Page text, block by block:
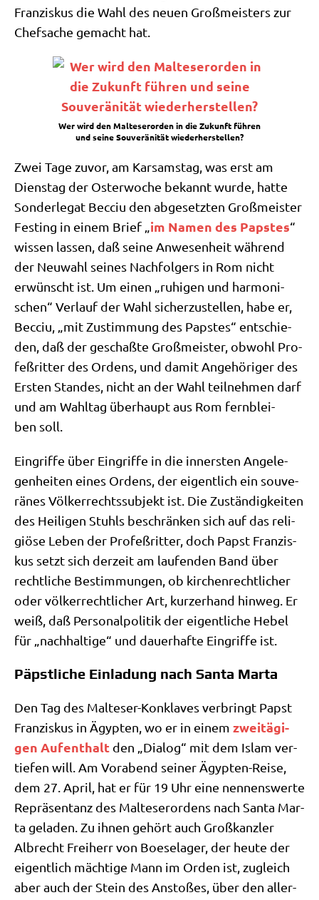
Fran­zis­kus die Wahl des neu­en Groß­mei­sters zur
Chef­sa­che gemacht hat.
Wer wird den Mal­te­ser­or­den in die Zukunft füh­ren
und sei­ne Sou­ve­rä­ni­tät wiederherstellen?
Zwei Tage zuvor, am Kar­sams­tag, was erst am
Diens­tag der Oster­wo­che bekannt wur­de, hat­te
Son­der­le­gat Becciu den abge­setz­ten Groß­mei­ster
Fest­ing in einem Brief „ im Namen des Pap­stes“
wis­sen las­sen, daß sei­ne Anwe­sen­heit wäh­rend
der Neu­wahl sei­nes Nach­fol­gers in Rom nicht
erwünscht ist. Um einen „ruhi­gen und har­mo­ni­
schen“ Ver­lauf der Wahl sicher­zu­stel­len, habe er,
Becciu, „mit Zustim­mung des Pap­stes“ ent­schie­
den, daß der geschaß­te Groß­mei­ster, obwohl Pro­
feß­rit­ter des Ordens, und damit Ange­hö­ri­ger des
Ersten Stan­des, nicht an der Wahl teil­neh­men darf
und am Wahl­tag über­haupt aus Rom fern­blei­
ben soll.
Ein­grif­fe über Ein­grif­fe in die inner­sten Ange­le­
gen­hei­ten eines Ordens, der eigent­lich ein sou­ve­
rä­nes Völ­ker­rechts­sub­jekt ist. Die Zustän­dig­kei­ten
des Hei­li­gen Stuhls beschrän­ken sich auf das reli­
giö­se Leben der Pro­feß­rit­ter, doch Papst Fran­zis­
kus setzt sich der­zeit am lau­fen­den Band über
recht­li­che Bestim­mun­gen, ob kir­chen­recht­li­cher
oder völ­ker­recht­li­cher Art, kur­zer­hand hin­weg. Er
weiß, daß Per­so­nal­po­li­tik der eigent­li­che Hebel
für „nach­hal­ti­ge“ und dau­er­haf­te Ein­grif­fe ist.
Päpstliche Einladung nach Santa Marta
Den Tag des Mal­te­ser-Kon­kla­ves ver­bringt Papst
Fran­zis­kus in Ägyp­ten, wo er in einem zwei­tä­gi­
gen Auf­ent­halt den „Dia­log“ mit dem Islam ver­
tie­fen will. Am Vor­abend sei­ner Ägyp­ten-Rei­se,
dem 27. April, hat er für 19 Uhr eine nen­nens­wer­te
Reprä­sen­tanz des Mal­te­ser­or­dens nach San­ta Mar­
ta gela­den. Zu ihnen gehört auch Groß­kanz­ler
Albrecht Frei­herr von Boe­se­la­ger, der heu­te der
eigent­lich mäch­ti­ge Mann im Orden ist, zugleich
aber auch der Stein des Ansto­ßes, über den aller­